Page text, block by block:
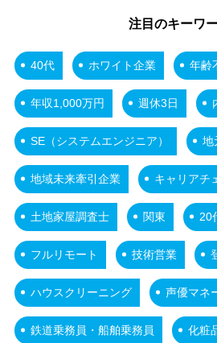
注目のキーワ
40代 ホワイト企業 年齢
年収1,000万円 週休3日
SE（システムエンジニア） 地
地域未来牽引企業 キャリアチ
土地家屋調査士 関東 20
フルリモート 技術営業
ハウスクリーニング 声優マネ
鉄道乗務員・船舶乗務員 化粧